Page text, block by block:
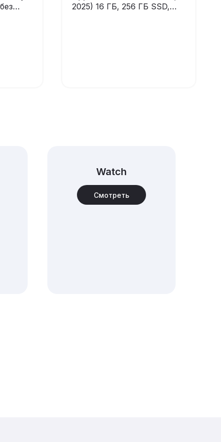
2025) 16 ГБ, 256 ГБ SSD,
Watch
Смотреть